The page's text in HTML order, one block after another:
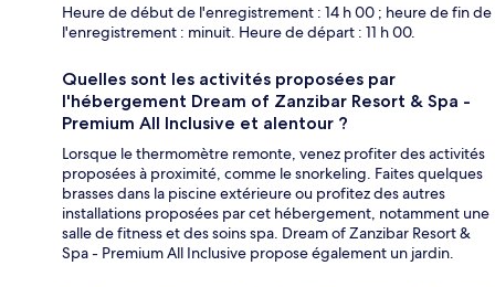
Heure de début de l'enregistrement : 14 h 00 ; heure de fin de
l'enregistrement : minuit. Heure de départ : 11 h 00.
Quelles sont les activités proposées par
l'hébergement Dream of Zanzibar Resort & Spa -
Premium All Inclusive et alentour ?
Lorsque le thermomètre remonte, venez profiter des activités
proposées à proximité, comme le snorkeling. Faites quelques
brasses dans la piscine extérieure ou profitez des autres
installations proposées par cet hébergement, notamment une
salle de fitness et des soins spa. Dream of Zanzibar Resort &
Spa - Premium All Inclusive propose également un jardin.